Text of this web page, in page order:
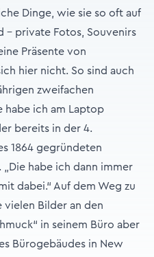
Dinge, wie sie so oft auf
- private Fotos, Souvenirs
Präsente von
hier nicht. So sind auch
zweifachen
habe ich am Laptop
bereits in der 4.
1864 gegründeten
habe ich dann immer
dabei.“ Auf dem Weg zu
vielen Bilder an den
in seinem Büro aber
Bürogebäudes in New